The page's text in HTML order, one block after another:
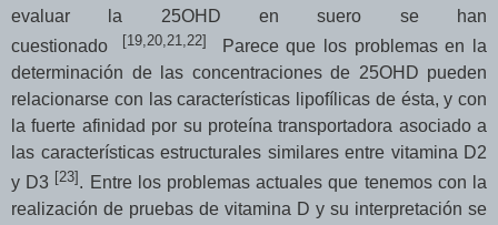
evaluar la 25OHD en suero se han
cuestionado
[19,20,21,22]
Parece que los problemas en la
determinación de las concentraciones de 25OHD pueden
relacionarse con las características lipofílicas de ésta, y con
la fuerte afinidad por su proteína transportadora asociado a
las características estructurales similares entre vitamina D2
y D3 [23] . Entre los problemas actuales que tenemos con la
realización de pruebas de vitamina D y su interpretación se